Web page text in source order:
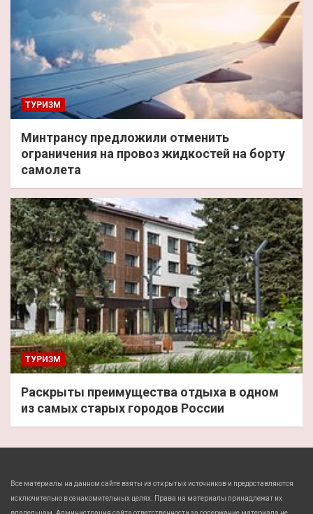
ТУРИЗМ
Минтрансу предложили отменить
ограничения на провоз жидкостей на борту
самолета
ТУРИЗМ
Раскрыты преимущества отдыха в одном
из самых старых городов России
Все материалы на данном сайте взяты из открытых источников и предоставляются
исключительно в ознакомительных целях. Права на материалы принадлежат их